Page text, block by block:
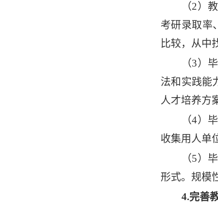
（2）
考研录取率
比较，从中
（3）
法和实践能
人才培养方
（4）
收集用人单
（5）
形式。规模
4.完善